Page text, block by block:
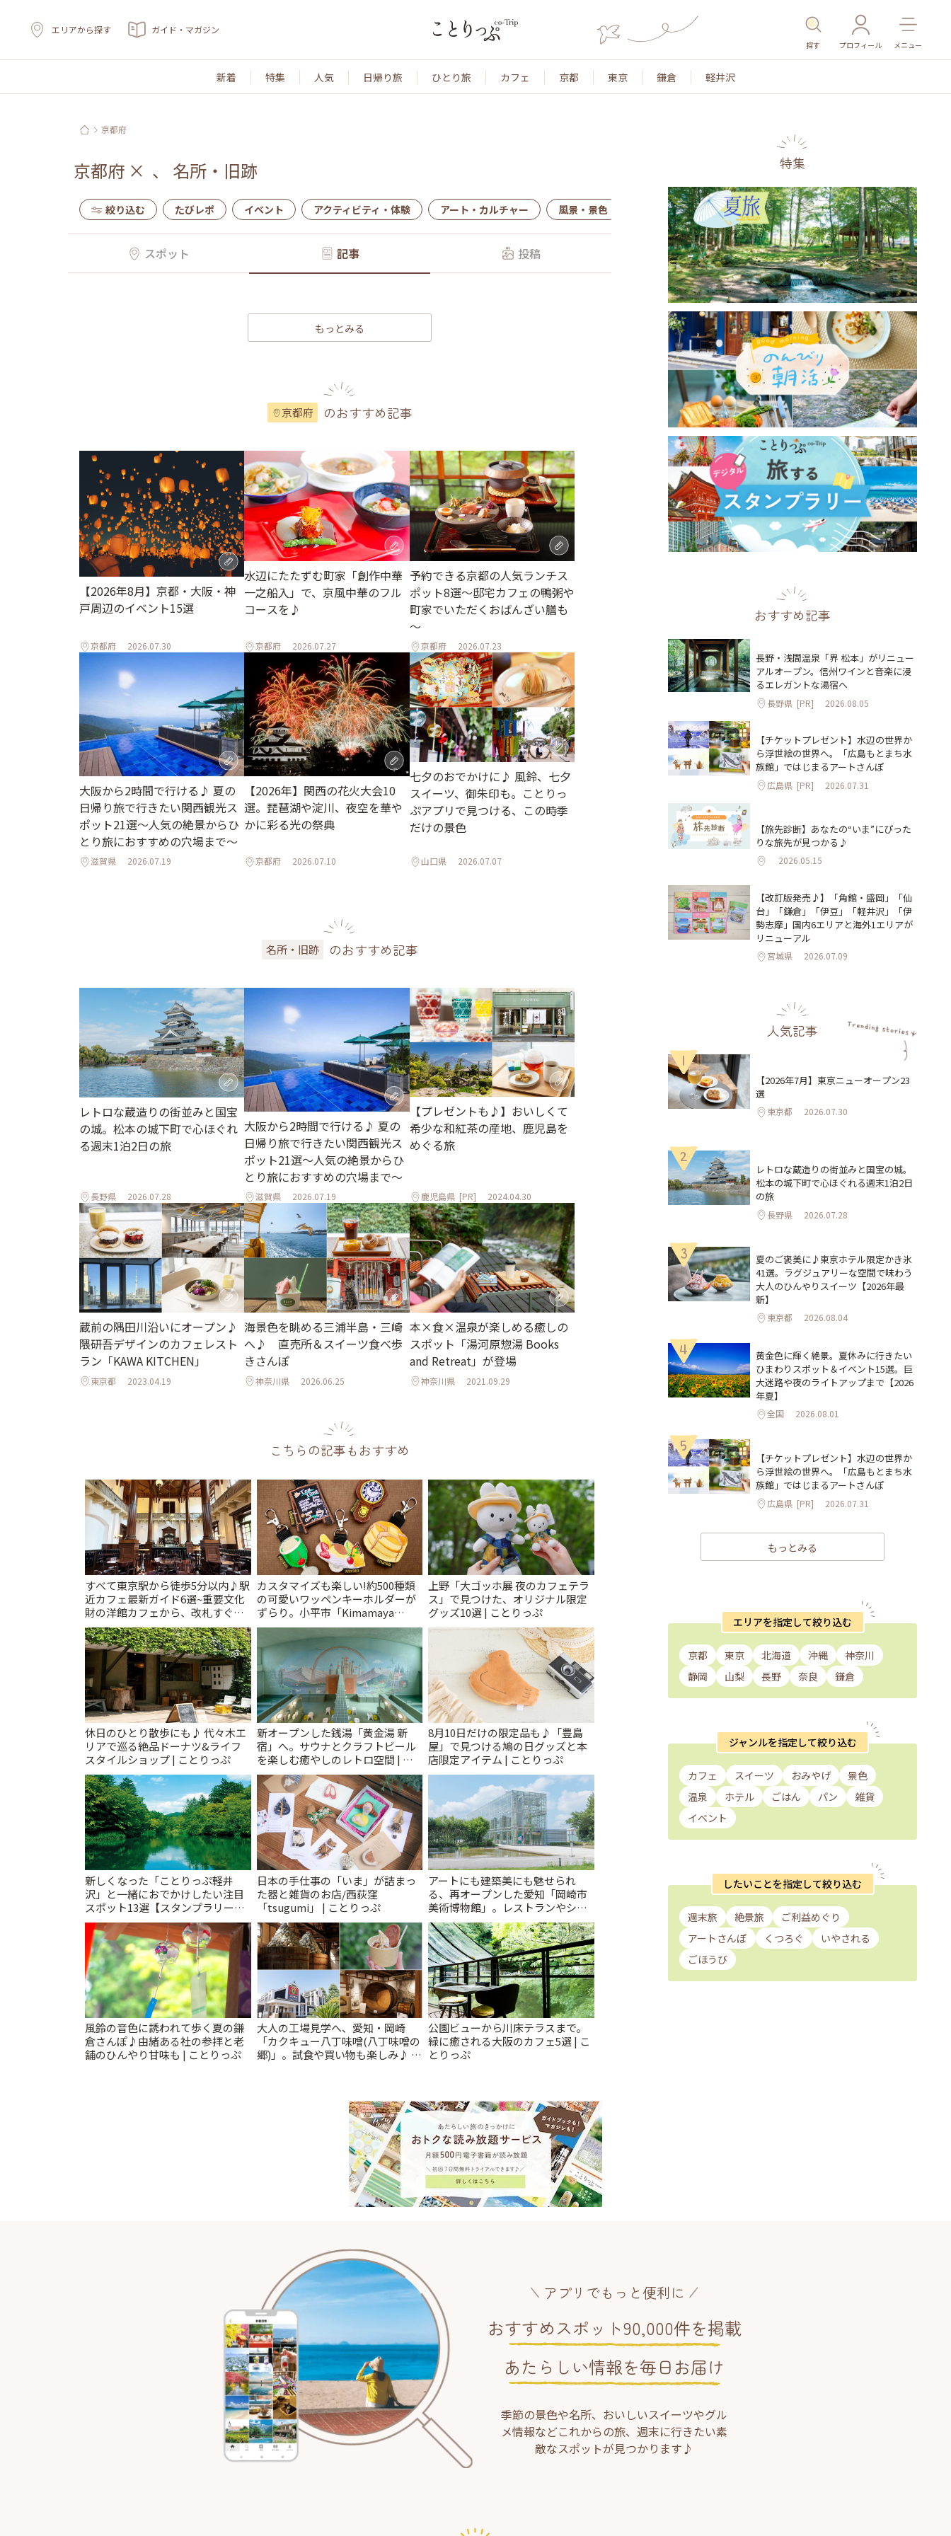
エリアから探す ガイド・マガジン
探す プロフィール メニュー
新着 特集 人気 日帰り旅 ひとり旅 カフェ 京都 東京 鎌倉 軽井沢
京都府
京都府 × 、 名所・旧跡
絞り込む たびレポ イベント アクティビティ・体験 アート・カルチャー 風景・景色 名所・旧跡 温泉・スパ その他施設 ごはん
スポット 記事 投稿
もっとみる
京都府 のおすすめ記事
【2026年8月】京都・大阪・神
戸周辺のイベント15選
京都府 2026.07.30
水辺にたたずむ町家「創作中華
一之船入」で、京風中華のフル
コースを♪
京都府 2026.07.27
予約できる京都の人気ランチス
ポット8選～邸宅カフェの鴨粥や
町家でいただくおばんざい膳も
～
京都府 2026.07.23
大阪から2時間で行ける♪ 夏の
日帰り旅で行きたい関西観光ス
ポット21選～人気の絶景からひ
とり旅におすすめの穴場まで～
滋賀県 2026.07.19
【2026年】関西の花火大会10
選。琵琶湖や淀川、夜空を華や
かに彩る光の祭典
京都府 2026.07.10
七夕のおでかけに♪ 風鈴、七夕
スイーツ、御朱印も。ことりっ
ぷアプリで見つける、この時季
だけの景色
山口県 2026.07.07
名所・旧跡 のおすすめ記事
レトロな蔵造りの街並みと国宝
の城。松本の城下町で心ほぐれ
る週末1泊2日の旅
長野県 2026.07.28
大阪から2時間で行ける♪ 夏の
日帰り旅で行きたい関西観光ス
ポット21選～人気の絶景からひ
とり旅におすすめの穴場まで～
滋賀県 2026.07.19
【プレゼントも♪】おいしくて
希少な和紅茶の産地、鹿児島を
めぐる旅
鹿児島県[PR] 2024.04.30
蔵前の隅田川沿いにオープン♪
隈研吾デザインのカフェレスト
ラン「KAWA KITCHEN」
東京都 2023.04.19
海景色を眺める三浦半島・三崎
へ♪ 直売所＆スイーツ食べ歩
きさんぽ
神奈川県 2026.06.25
本×食×温泉が楽しめる癒しの
スポット「湯河原惣湯 Books
and Retreat」が登場
神奈川県 2021.09.29
こちらの記事もおすすめ
すべて東京駅から徒歩5分以内♪駅
近カフェ最新ガイド6選~重要文化
財の洋館カフェから、改札すぐの
レトロ喫茶まで~ | ことりっぷ
カスタマイズも楽しい!約500種類
の可愛いワッペンキーホルダーが
ずらり。小平市「Kimamaya
T&K」 | ことりっぷ
上野「大ゴッホ展 夜のカフェテラ
ス」で見つけた、オリジナル限定
グッズ10選 | ことりっぷ
休日のひとり散歩にも♪ 代々木エ
リアで巡る絶品ドーナツ&ライフ
スタイルショップ | ことりっぷ
新オープンした銭湯「黄金湯 新
宿」へ。サウナとクラフトビール
を楽しむ癒やしのレトロ空間 | こ
とりっぷ
8月10日だけの限定品も♪「豊島
屋」で見つける鳩の日グッズと本
店限定アイテム | ことりっぷ
新しくなった「ことりっぷ軽井
沢」と一緒におでかけしたい注目
スポット13選【スタンプラリー開
催中】 | ことりっぷ
日本の手仕事の「いま」が詰まっ
た器と雑貨のお店/西荻窪
「tsugumi」 | ことりっぷ
アートにも建築美にも魅せられ
る、再オープンした愛知「岡崎市
美術博物館」。レストランやショ
ップも充実 | ことりっぷ
風鈴の音色に誘われて歩く夏の鎌
倉さんぽ♪由緒ある社の参拝と老
舗のひんやり甘味も | ことりっぷ
大人の工場見学へ、愛知・岡崎
「カクキュー八丁味噌(八丁味噌の
郷)」。試食や買い物も楽しみ♪ |
公園ビューから川床テラスまで。
緑に癒される大阪のカフェ5選 | こ
とりっぷ
特集
おすすめ記事
長野・浅間温泉「界 松本」がリニュー
アルオープン。信州ワインと音楽に浸
るエレガントな湯宿へ
長野県 [PR] 2026.08.05
【チケットプレゼント】水辺の世界か
ら浮世絵の世界へ。「広島もとまち水
族館」ではじまるアートさんぽ
広島県 [PR] 2026.07.31
【旅先診断】あなたの“いま”にぴった
りな旅先が見つかる♪
2026.05.15
【改訂版発売♪】「角館・盛岡」「仙
台」「鎌倉」「伊豆」「軽井沢」「伊
勢志摩」国内6エリアと海外1エリアが
リニューアル
宮城県 2026.07.09
人気記事
1
【2026年7月】東京ニューオープン23
選
東京都 2026.07.30
2
レトロな蔵造りの街並みと国宝の城。
松本の城下町で心ほぐれる週末1泊2日
の旅
長野県 2026.07.28
3
夏のご褒美に♪東京ホテル限定かき氷
41選。ラグジュアリーな空間で味わう
大人のひんやりスイーツ【2026年最
新】
東京都 2026.08.04
4
黄金色に輝く絶景。夏休みに行きたい
ひまわりスポット＆イベント15選。巨
大迷路や夜のライトアップまで【2026
年夏】
全国 2026.08.01
5
【チケットプレゼント】水辺の世界か
ら浮世絵の世界へ。「広島もとまち水
族館」ではじまるアートさんぽ
広島県 [PR] 2026.07.31
もっとみる
エリアを指定して絞り込む
京都 東京 北海道 沖縄
神奈川
静岡
山梨 長野 奈良 鎌倉
ジャンルを指定して絞り込む
カフェ スイーツ おみやげ
景色
温泉
ホテル ごはん パン
雑貨
イベント
したいことを指定して絞り込む
週末旅 絶景旅
ご利益めぐり
アートさんぽ
くつろぐ
いやされる
ごほうび
アプリでもっと便利に
おすすめスポット90,000件を掲載
あたらしい情報を毎日お届け
季節の景色や名所、おいしいスイーツやグル
メ情報などこれからの旅、週末に行きたい素
敵なスポットが見つかります♪